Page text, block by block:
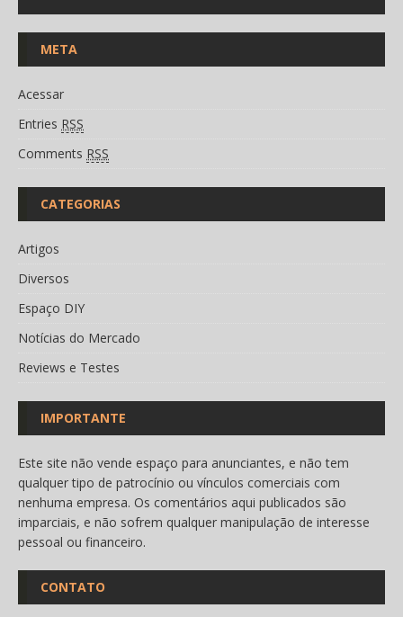
META
Acessar
Entries RSS
Comments RSS
CATEGORIAS
Artigos
Diversos
Espaço DIY
Notícias do Mercado
Reviews e Testes
IMPORTANTE
Este site não vende espaço para anunciantes, e não tem
qualquer tipo de patrocínio ou vínculos comerciais com
nenhuma empresa. Os comentários aqui publicados são
imparciais, e não sofrem qualquer manipulação de interesse
pessoal ou financeiro.
CONTATO